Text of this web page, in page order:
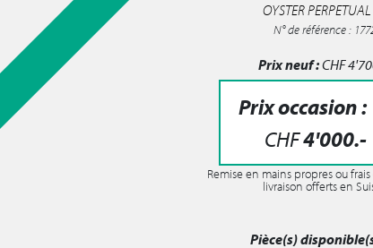
OYSTER
N° de référence :
Prix neuf :CHF
Prix occasion :
CHF4'000.-
Remise en mains propres ou
livraison offerts en
Pièce(s)